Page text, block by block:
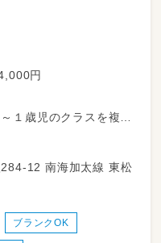
円
１歳児のクラスを複数
。
め、子ども達一人一人
を目指しています。
歳児までのいずれか
、未経験であったり、経
太線 東松
ブランクOK